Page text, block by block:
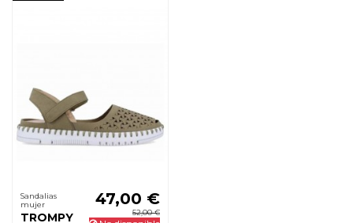
Sandalias
mujer
TROMPY
47,00 €
52,00 €